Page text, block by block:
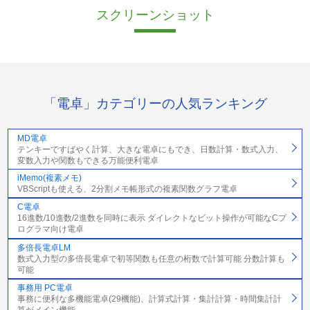
スクリーンショット
「電卓」カテゴリーの人気ランキング
MD電卓
テンキーですばやく計算、大きな電卓にもでき、日数計算・数式入力、
変数入力や関数もできる万能便利電卓
iMemo(複素メモ)
VBScriptも使える、2分割メモ帳形式の複素関数グラフ電卓
C電卓
16進数/10進数/2進数を同時に表示 ダイレクトなビット操作が可能なCプ
ログラマ向け電卓
多倍長電卓LM
数式入力型の多倍長電卓で初等関数も任意の桁数で計算可能 分数計算も
可能
事務用 PC電卓
事務に便利な多機能電卓(29機能)、計算式計算・集計計算・時間集計計